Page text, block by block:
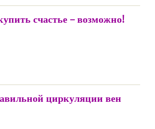
счастье – возможно!
циркуляции вен